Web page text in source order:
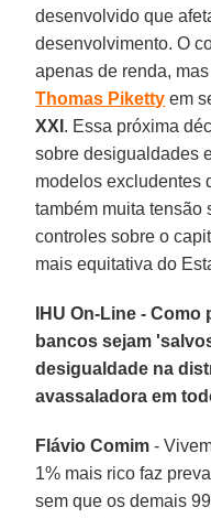
desenvolvido que
desenvolvimento. O
apenas de renda,
Thomas Piketty em
XXI . Essa próxima
sobre desigualdades
modelos excludentes
também muita tensão
controles sobre o
mais equitativa do
IHU On-Line -
bancos sejam
desigualdade na
avassaladora em
Flávio Comim -
1% mais rico faz
sem que os demais